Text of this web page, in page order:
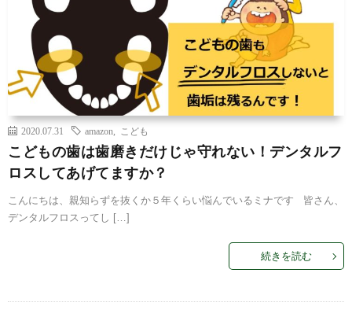
2020.07.31 amazon こども
こどもの歯は歯磨きだけじゃ守れない！デンタルフ
ロスしてあげてますか？
こんにちは、親知らずを抜くか５年くらい悩んでいるミナです 皆さん、
デンタルフロスってし […]
続きを読む